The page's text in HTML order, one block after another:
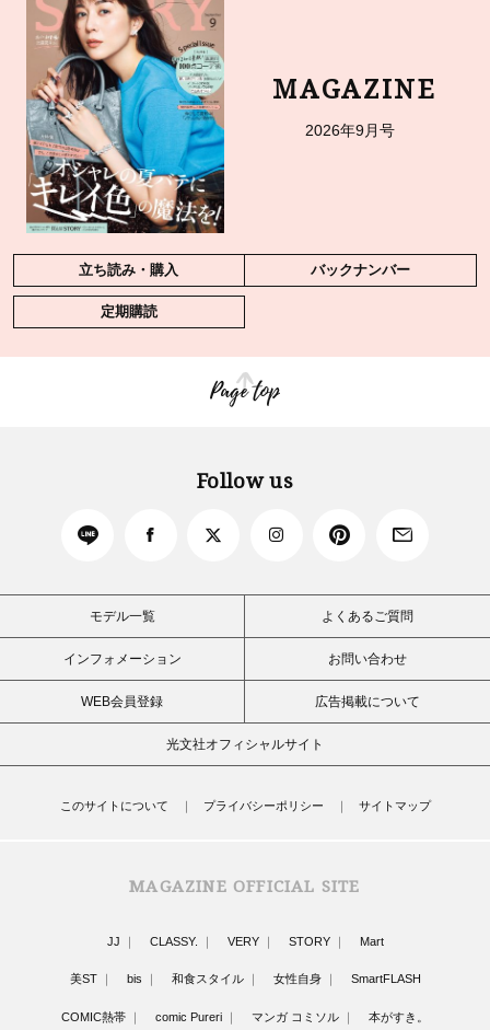
MAGAZINE
2026年9月号
立ち読み・購入 バックナンバー
定期購読
Page top
Follow us
モデル一覧 よくあるご質問
インフォメーション お問い合わせ
WEB会員登録 広告掲載について
光文社オフィシャルサイト
このサイトについて プライバシーポリシー サイトマップ
MAGAZINE OFFICIAL SITE
JJ CLASSY. VERY STORY Mart
美ST bis 和食スタイル 女性自身 SmartFLASH
COMIC熱帯 comic Pureri マンガ コミソル 本がすき。